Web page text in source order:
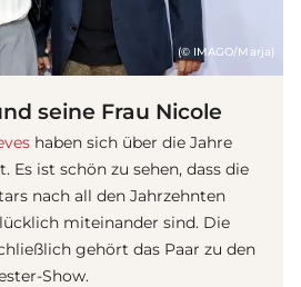
(© IMAGO/Marja)
seine Frau Nicole
haben sich über die Jahre
Es ist schön zu sehen, dass die
nach all den Jahrzehnten
miteinander sind. Die
gehört das Paar zu den
Show.